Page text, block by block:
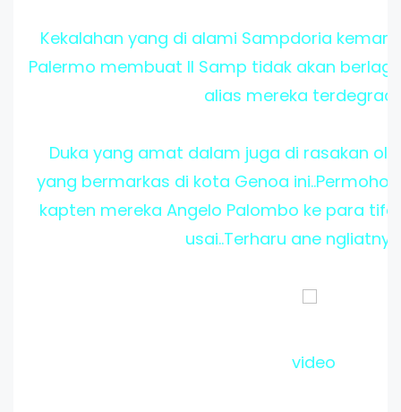
Kekalahan yang di alami Sampdoria
Palermo membuat Il Samp tidak akan
alias mereka
Duka yang amat dalam juga di rasakan
yang bermarkas di kota Genoa
kapten mereka Angelo Palombo ke para
usai..Terharu ane
video